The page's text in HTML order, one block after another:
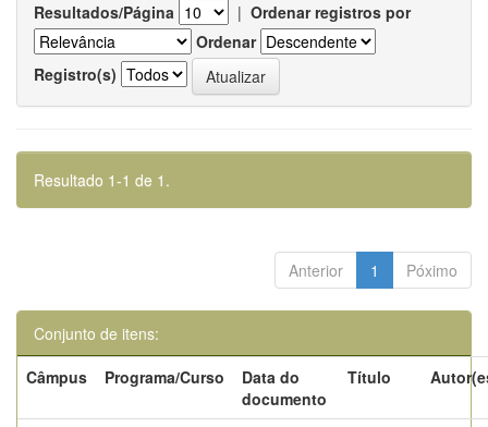
Resultados/Página | Ordenar registros por
Ordenar
Registro(s)
Resultado 1-1 de 1.
Anterior 1 Póximo
Conjunto de itens:
Câmpus
Programa/Curso
Data do
documento
Título